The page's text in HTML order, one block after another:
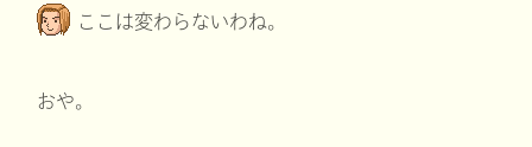
ここは変わらないわね。
おや。